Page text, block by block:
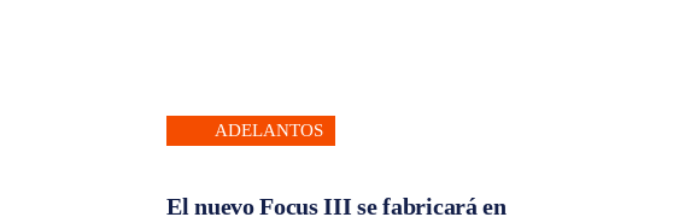
ADELANTOS
El nuevo Focus III se fabricará en